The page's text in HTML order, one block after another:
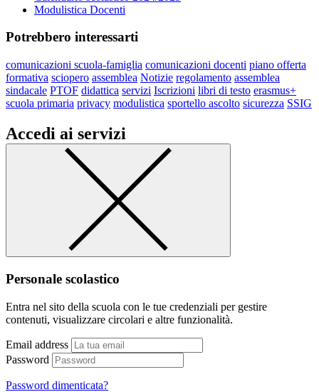
Modulistica Docenti
Potrebbero interessarti
comunicazioni scuola-famiglia comunicazioni docenti piano offerta
formativa sciopero assemblea Notizie regolamento assemblea
sindacale PTOF didattica servizi Iscrizioni libri di testo erasmus+
scuola primaria privacy modulistica sportello ascolto sicurezza SSIG
Accedi ai servizi
Personale scolastico
Entra nel sito della scuola con le tue credenziali per gestire
contenuti, visualizzare circolari e altre funzionalità.
Email address
Password
Password dimenticata?